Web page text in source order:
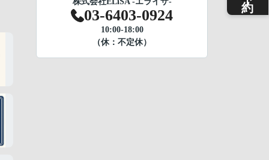
03-6403-0924
10:00-18:00
（休：不定休）